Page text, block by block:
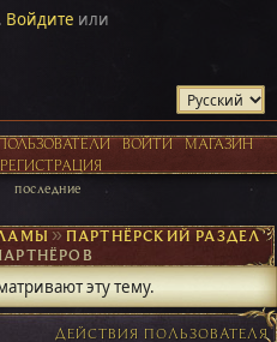
. Войдите или
ВОЙТИ
МАГАЗИН
РЕГИСТРАЦИЯ
последние
►ПАРТНЁРСКИЙ РАЗДЕЛ
эту тему.
ДЕЙСТВИЯ ПОЛЬЗОВАТЕЛЯ